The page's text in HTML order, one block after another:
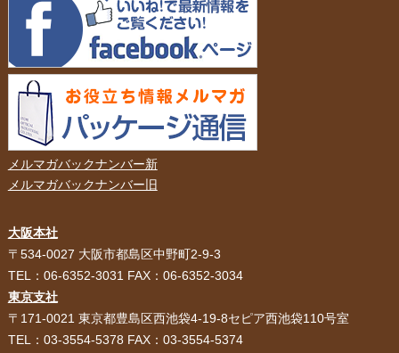
サービス紹介 お客様の声
紙袋・手提げ袋
メルマガバックナンバー新
メルマガバックナンバー旧
大阪本社
〒534-0027 大阪市都島区中野町2-9-3
TEL：06-6352-3031 FAX：06-6352-3034
東京支社
〒171-0021 東京都豊島区西池袋4-19-8セピア西池袋110号室
TEL：03-3554-5378 FAX：03-3554-5374